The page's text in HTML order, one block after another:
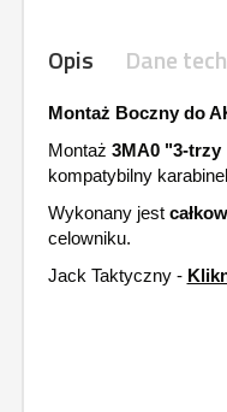
Opis Dane
Montaż Boczny do
Montaż 3MA0 "3-
kompatybilny
Wykonany jest
celowniku.
Jack Taktyczny -